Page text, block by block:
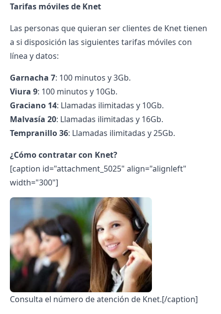
Tarifas móviles de Knet
Las personas que quieran ser clientes de Knet tienen
a si disposición las siguientes tarifas móviles con
línea y datos:
Garnacha 7: 100 minutos y 3Gb.
Viura 9: 100 minutos y 10Gb.
Graciano 14: Llamadas ilimitadas y 10Gb.
Malvasía 20: Llamadas ilimitadas y 16Gb.
Tempranillo 36: Llamadas ilimitadas y 25Gb.
¿Cómo contratar con Knet?
[caption id="attachment_5025" align="alignleft"
width="300"]
Consulta el número de atención de Knet.[/caption]